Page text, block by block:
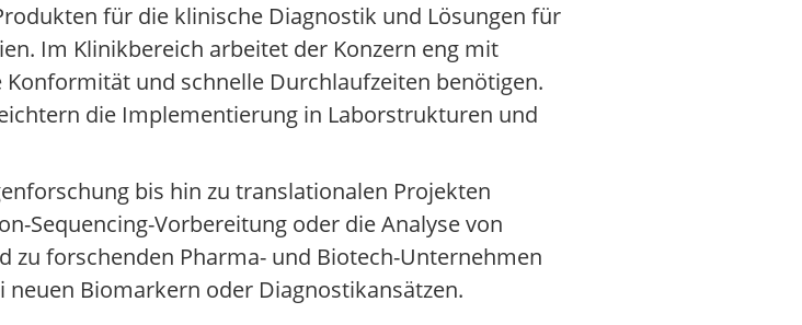
für die klinische Diagnostik und Lösungen für
Im Klinikbereich arbeitet der Konzern eng mit
und schnelle Durchlaufzeiten benötigen.
die Implementierung in Laborstrukturen und
bis hin zu translationalen Projekten
Sequencing-Vorbereitung oder die Analyse von
zu forschenden Pharma- und Biotech-Unternehmen
Biomarkern oder Diagnostikansätzen.